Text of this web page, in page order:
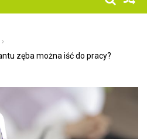
zęba można iść do pracy?